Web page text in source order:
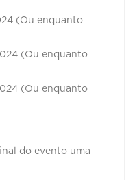
(Ou enquanto
(Ou enquanto
(Ou enquanto
do evento uma